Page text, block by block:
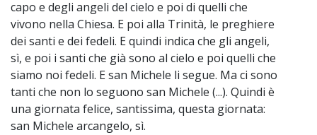
capo e degli angeli del cielo e poi di quelli che
vivono nella Chiesa. E poi alla Trinità, le preghiere
dei santi e dei fedeli. E quindi indica che gli angeli,
sì, e poi i santi che già sono al cielo e poi quelli che
siamo noi fedeli. E san Michele li segue. Ma ci sono
tanti che non lo seguono san Michele (...). Quindi è
una giornata felice, santissima, questa giornata:
san Michele arcangelo, sì.